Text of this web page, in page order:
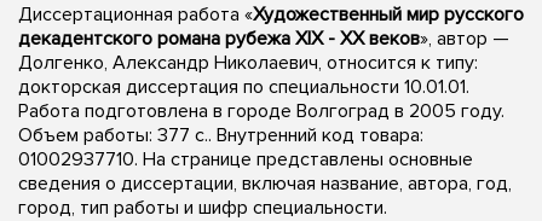
Диссертационная работа «Художественный мир русского
декадентского романа рубежа XIX - XX веков», автор —
Долгенко, Александр Николаевич, относится к типу:
докторская диссертация по специальности 10.01.01.
Работа подготовлена в городе Волгоград в 2005 году.
Объем работы: 377 с.. Внутренний код товара:
01002937710. На странице представлены основные
сведения о диссертации, включая название, автора, год,
город, тип работы и шифр специальности.